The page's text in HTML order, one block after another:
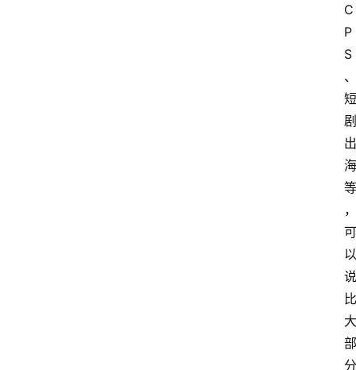
C
P
S
、
短
剧
出
海
等
，
可
以
说
比
大
部
分